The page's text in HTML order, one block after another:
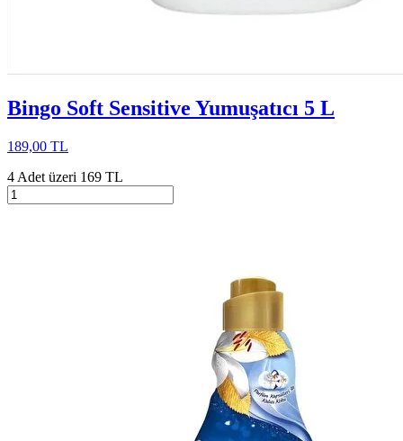
Bingo Soft Sensitive Yumuşatıcı 5 L
189,00 TL
4 Adet üzeri 169 TL